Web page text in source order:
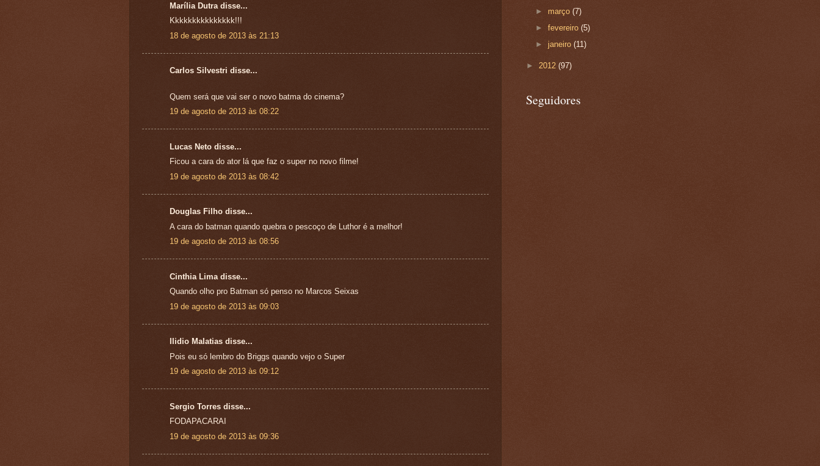
Marília Dutra disse...
Kkkkkkkkkkkkkkk!!!
18 de agosto de 2013 às 21:13
Carlos Silvestri disse...
Quem será que vai ser o novo batma do cinema?
19 de agosto de 2013 às 08:22
Lucas Neto disse...
Ficou a cara do ator lá que faz o super no novo filme!
19 de agosto de 2013 às 08:42
Douglas Filho disse...
A cara do batman quando quebra o pescoço de Luthor é a melhor!
19 de agosto de 2013 às 08:56
Cinthia Lima disse...
Quando olho pro Batman só penso no Marcos Seixas
19 de agosto de 2013 às 09:03
Ilidio Malatias disse...
Pois eu só lembro do Briggs quando vejo o Super
19 de agosto de 2013 às 09:12
Sergio Torres disse...
FODAPACARAI
19 de agosto de 2013 às 09:36
► março(7)
►fevereiro(5)
►janeiro(11)
► 2012 (97)
Seguidores